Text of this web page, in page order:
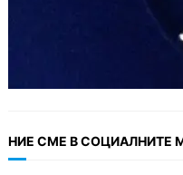
НИЕ СМЕ В СОЦИАЛНИТЕ